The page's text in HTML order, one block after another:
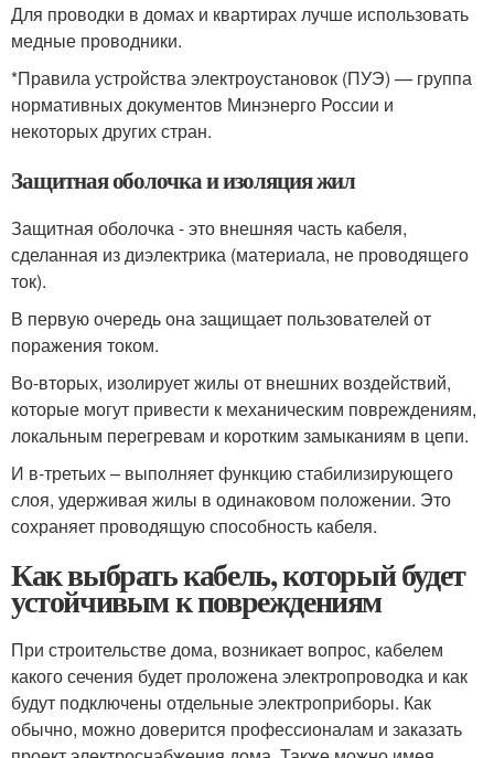
Для проводки в домах и квартирах лучше использовать
медные проводники.
*Правила устройства электроустановок (ПУЭ) — группа
нормативных документов Минэнерго России и
некоторых других стран.
Защитная оболочка и изоляция жил
Защитная оболочка - это внешняя часть кабеля,
сделанная из диэлектрика (материала, не проводящего
ток).
В первую очередь она защищает пользователей от
поражения током.
Во-вторых, изолирует жилы от внешних воздействий,
которые могут привести к механическим повреждениям,
локальным перегревам и коротким замыканиям в цепи.
И в-третьих – выполняет функцию стабилизирующего
слоя, удерживая жилы в одинаковом положении. Это
сохраняет проводящую способность кабеля.
Как выбрать кабель, который будет
устойчивым к повреждениям
При строительстве дома, возникает вопрос, кабелем
какого сечения будет проложена электропроводка и как
будут подключены отдельные электроприборы. Как
обычно, можно доверится профессионалам и заказать